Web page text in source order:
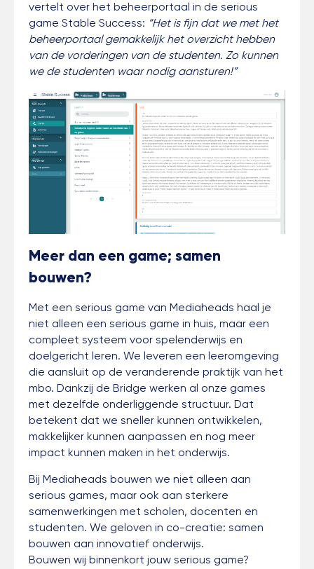
vertelt over het beheerportaal in de serious
game Stable Success: “Het is fijn dat we met het
beheerportaal gemakkelijk het overzicht hebben
van de vorderingen van de studenten. Zo kunnen
we de studenten waar nodig aansturen!”
Meer dan een game; samen
bouwen?
Met een serious game van Mediaheads haal je
niet alleen een serious game in huis, maar een
compleet systeem voor spelenderwijs en
doelgericht leren. We leveren een leeromgeving
die aansluit op de veranderende praktijk van het
mbo. Dankzij de Bridge werken al onze games
met dezelfde onderliggende structuur. Dat
betekent dat we sneller kunnen ontwikkelen,
makkelijker kunnen aanpassen en nog meer
impact kunnen maken in het onderwijs.
Bij Mediaheads bouwen we niet alleen aan
serious games, maar ook aan sterkere
samenwerkingen met scholen, docenten en
studenten. We geloven in co-creatie: samen
bouwen aan innovatief onderwijs.
Bouwen wij binnenkort jouw serious game?